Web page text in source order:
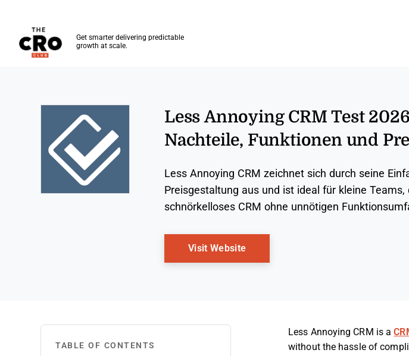
Get smarter delivering predictable
growth at scale.
Less Annoying CRM Test
Nachteile, Funktionen und
Less Annoying CRM zeichnet sich durch seine
Preisgestaltung aus und ist ideal für kleine
schnörkelloses CRM ohne unnötigen
Visit WebsiteOpens New Window
TABLE OF CONTENTS
Less Annoying CRM is a
without the hassle of